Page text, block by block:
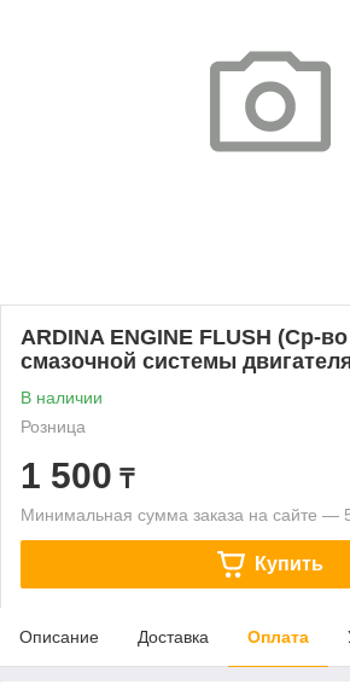
ARDINA ENGINE FLUSH (Ср-
смазочной системы
В наличии
Розница
1 500 ₸
Минимальная сумма заказа на сайте —
Купить
Описание Доставка Оплата